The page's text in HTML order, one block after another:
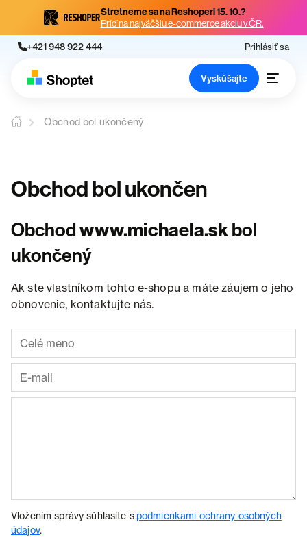
Stretneme sa na Reshoperi 15. 10.?
Príď na najväčšiu e-commerce akciu v ČR.
+421 948 922 444 Prihlásiť sa
Vyskúšajte
Obchod bol ukončený
Obchod bol ukončen
Obchodwww.michaela.skbol
ukončený
Ak ste vlastníkom tohto e-shopu a máte záujem o jeho
obnovenie, kontaktujte nás.
Vložením správy súhlasíte spodmienkami ochrany osobných
údajov.